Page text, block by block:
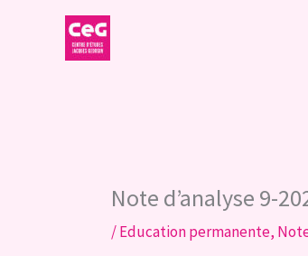
Note d’analyse 9-
/Education permanente,